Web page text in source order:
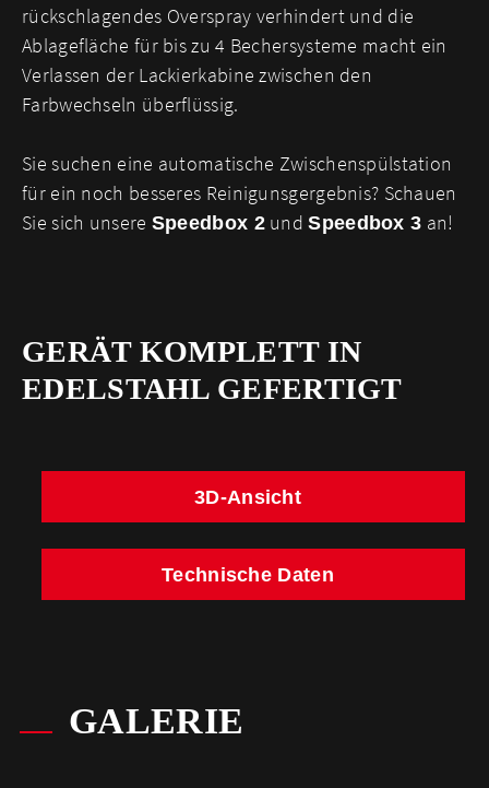
rückschlagendes Overspray verhindert und die
Ablagefläche für bis zu 4 Bechersysteme macht ein
Verlassen der Lackierkabine zwischen den
Farbwechseln überflüssig.
Sie suchen eine automatische Zwischenspülstation
für ein noch besseres Reinigunsgergebnis? Schauen
Sie sich unsere Speedbox 2undSpeedbox 3 an!
GERÄT KOMPLETT IN
EDELSTAHL GEFERTIGT
3D-Ansicht
Technische Daten
GALERIE